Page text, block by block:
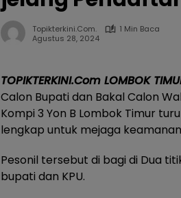
Topikterkini.com.
1 Min Baca
Agustus 28, 2024
TOPIKTERKINI.Com LOMBOK
Calon Bupati dan Bakal Calon
Kompi 3 Yon B Lombok Timur
lengkap untuk mejaga
Pesonil tersebut di bagi di Dua
bupati dan KPU.